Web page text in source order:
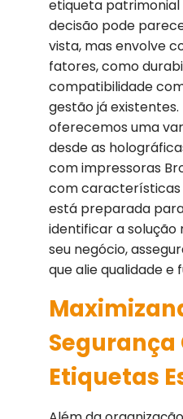
etiqueta patrimonial
decisão pode
vista, mas envolve
fatores, como
compatibilidade
gestão já
oferecemos uma
desde as
com impressoras
com características
está preparada
identificar a solução
seu negócio,
que alie qualidade e
Segurança
Etiquetas